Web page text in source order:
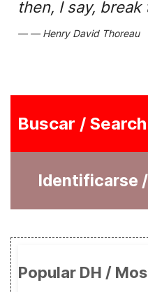
then, I say, break
Henry David Thoreau
Buscar / Search
Identificarse
Popular DH /